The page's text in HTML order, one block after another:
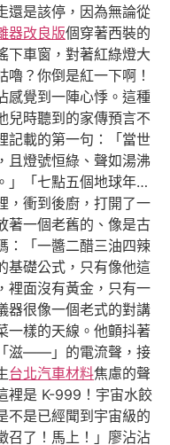
還是該停，因為無論從
器改良版個穿著西裝的
下車窗，對著紅綠燈大
嚕？你倒是紅一下啊！
感覺到一陣心悸。這種
兒時聽到的家傳預言不
記載的第一句：「當世
且燈號恒綠、聲如湯沸
」「七點五個地球年…
，衝到後廚，打開了一
著一個老舊的、像是古
：「一醬二醋三油四辣
基礎公式，只有像他這
裡面沒有黃金，只有一
器很像一個老式的對講
一樣的天線。他顫抖著
滋——」的電流聲，接
台北汽車材料焦慮的聲
裡是 K-999！宇宙水餃
不是已經聞到宇宙級的
召了！馬上！」廖沾沾